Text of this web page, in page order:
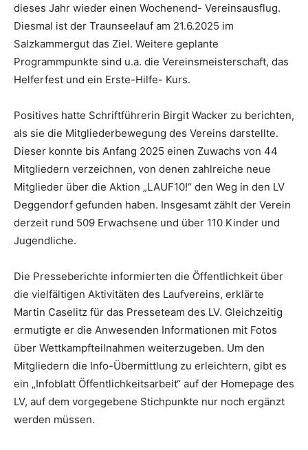
dieses Jahr wieder einen Wochenend- Vereinsausflug.
Diesmal ist der Traunseelauf am 21.6.2025 im
Salzkammergut das Ziel. Weitere geplante
Programmpunkte sind u.a. die Vereinsmeisterschaft, das
Helferfest und ein Erste-Hilfe- Kurs.
Positives hatte Schriftführerin Birgit Wacker zu berichten,
als sie die Mitgliederbewegung des Vereins darstellte.
Dieser konnte bis Anfang 2025 einen Zuwachs von 44
Mitgliedern verzeichnen, von denen zahlreiche neue
Mitglieder über die Aktion „LAUF10!“ den Weg in den LV
Deggendorf gefunden haben. Insgesamt zählt der Verein
derzeit rund 509 Erwachsene und über 110 Kinder und
Jugendliche.
Die Presseberichte informierten die Öffentlichkeit über
die vielfältigen Aktivitäten des Laufvereins, erklärte
Martin Caselitz für das Presseteam des LV. Gleichzeitig
ermutigte er die Anwesenden Informationen mit Fotos
über Wettkampfteilnahmen weiterzugeben. Um den
Mitgliedern die Info-Übermittlung zu erleichtern, gibt es
ein „Infoblatt Öffentlichkeitsarbeit“ auf der Homepage des
LV, auf dem vorgegebene Stichpunkte nur noch ergänzt
werden müssen.